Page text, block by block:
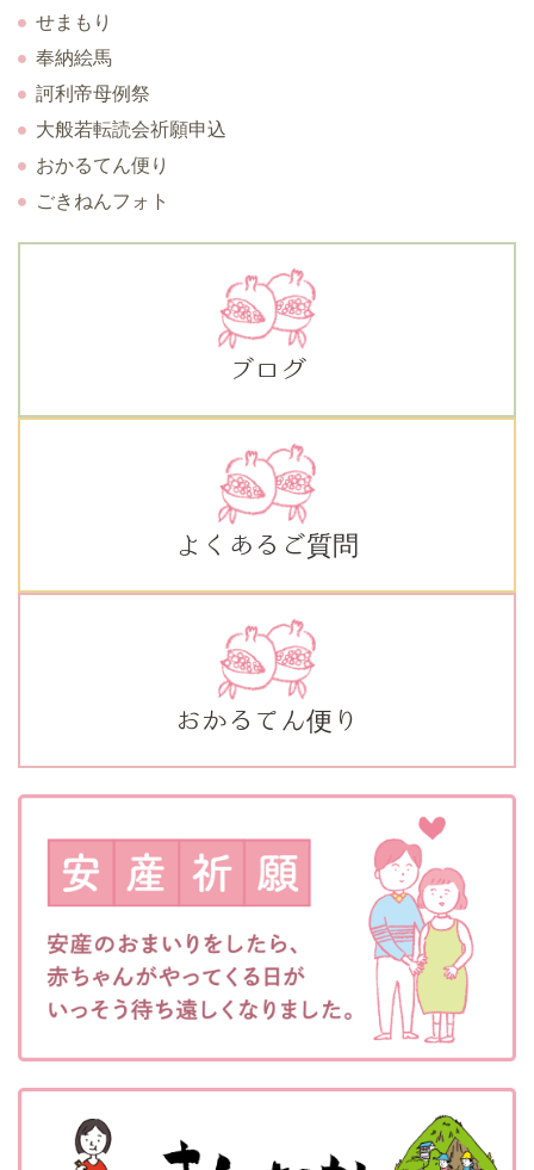
せまもり
奉納絵馬
訶利帝母例祭
大般若転読会祈願申込
おかるてん便り
ごきねんフォト
ブログ
よくあるご質問
おかるてん便り